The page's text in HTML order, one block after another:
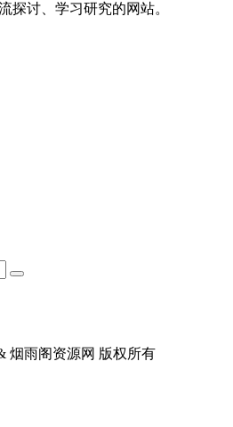
探讨、学习研究的网站。
烟雨阁资源网 版权所有